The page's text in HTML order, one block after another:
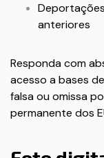
anteriores
Responda com
acesso a bases
falsa ou omissa
permanente dos